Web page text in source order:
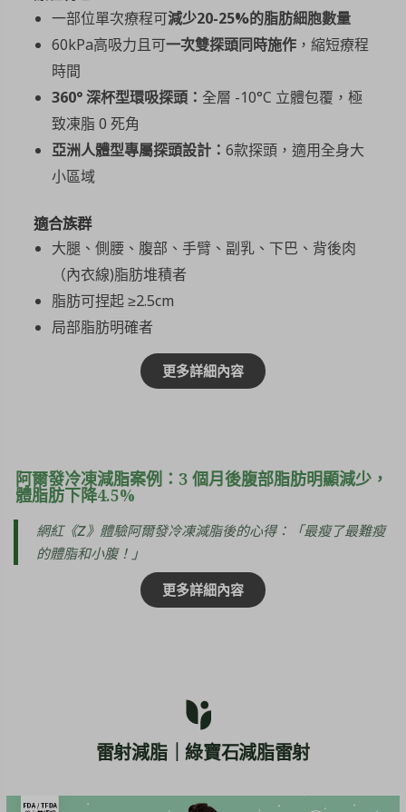
一部位單次療程可減少20-25%的脂肪細胞數量
60kPa高吸力且可一次雙探頭同時施作 ，縮短療程
時間
360° 深杯型環吸探頭： 全層 -10°C 立體包覆，極
致凍脂 0 死角
亞洲人體型專屬探頭設計：6款探頭，適用全身大
小區域
適合族群
大腿、側腰、腹部、手臂、副乳、下巴、背後肉
（內衣線)脂肪堆積者
脂肪可捏起 ≥2.5cm
局部脂肪明確者
更多詳細內容
阿爾發冷凍減脂案例：3 個月後腹部脂肪明顯減少，
體脂肪下降4.5%
網紅《Z》體驗阿爾發冷凍減脂後的心得：「最瘦了最難瘦
的體脂和小腹！」
更多詳細內容
雷射減脂｜綠寶石減脂雷射